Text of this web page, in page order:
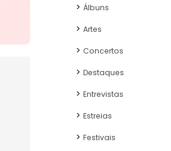
Álbuns
Artes
Concertos
Destaques
Entrevistas
Estreias
Festivais